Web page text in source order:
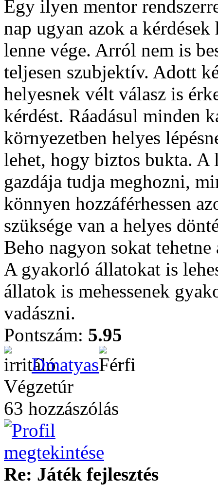
Egy ilyen mentor
nap ugyan azok a kérdések
lenne vége. Arról nem is
teljesen szubjektív. Adott
helyesnek vélt válasz is
kérdést. Ráadásul minden
környezetben helyes
lehet, hogy biztos bukta.
gazdája tudja meghozni,
könnyen hozzáférhessen
szüksége van a helyes
Beho nagyon sokat tehetne
A gyakorló állatokat is
állatok is mehessenek
vadászni.
Pontszám: 5.95
Dmatyas
Végzetúr
63 hozzászólás
Re: Játék fejlesztés